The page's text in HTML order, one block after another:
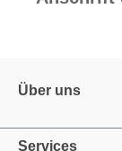
Über uns
Services